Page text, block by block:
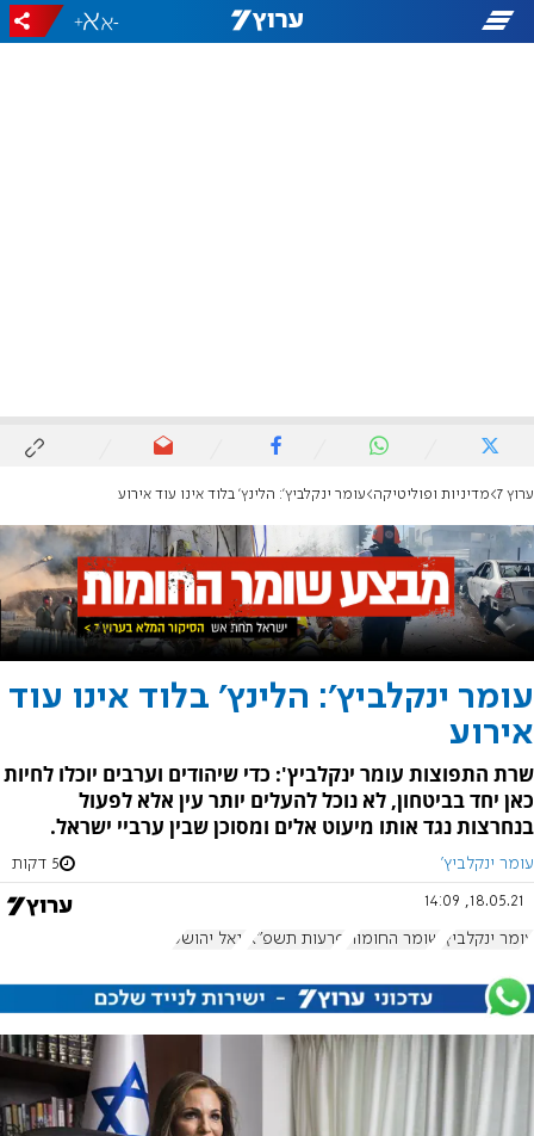
-
+
ערוץ 7 מדיניות ופוליטיקה עומר ינקלביץ': הלינץ' בלוד אינו עוד אירוע
עומר ינקלביץ': הלינץ' בלוד אינו עוד
אירוע
שרת התפוצות עומר ינקלביץ': כדי שיהודים וערבים יוכלו לחיות
כאן יחד בביטחון, לא נוכל להעלים יותר עין אלא לפעול
בנחרצות נגד אותו מיעוט אלים ומסוכן שבין ערביי ישראל.
עומר ינקלביץ' 5 דקות
18.05.21, 14:09
עומר ינקלביץ' שומר החומות פרעות תשפ"א יגאל יהושע